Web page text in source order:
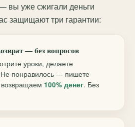
вы уже сжигали деньги
защищают три гарантии:
— без вопросов
уроки, делаете
понравилось — пишете
100% денег. Без